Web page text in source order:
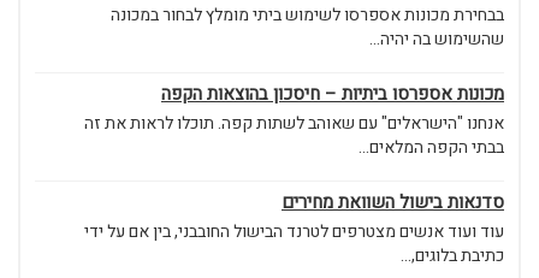
בבחירת מכונות אספרסו לשימוש ביתי מומלץ לבחור במכונה
שהשימוש בה יהיה...
מכונות אספרסו ביתיות – חיסכון בהוצאות הקפה
אנחנו "הישראלים" עם שאוהב לשתות קפה. תוכלו לראות את זה
בבתי הקפה המלאים...
סדנאות בישול השוואת מחירים
עוד ועוד אנשים מצטרפים לטרנד הבישול החובבני, בין אם על ידי
כתיבת בלוגים,...